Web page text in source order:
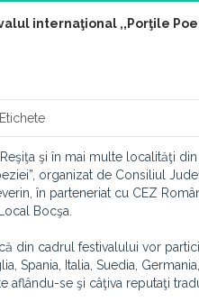
internaţional ,,Porţile
Etichete
şi în mai multe localităţi
organizat de Consiliul
în parteneriat cu CEZ
Bocşa.
din cadrul festivalului vor
Spania, Italia, Suedia,
aflându-se şi câţiva reputaţi